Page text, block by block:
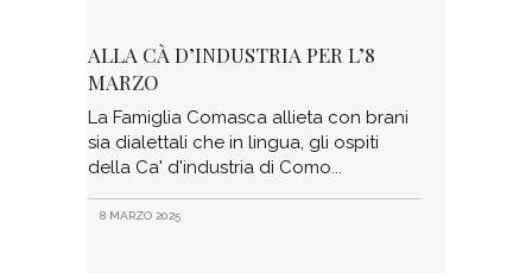
ALLA CÀ D’INDUSTRIA PER L’8
MARZO
La Famiglia Comasca allieta con brani
sia dialettali che in lingua, gli ospiti
della Ca' d'industria di Como
8 MARZO 2025